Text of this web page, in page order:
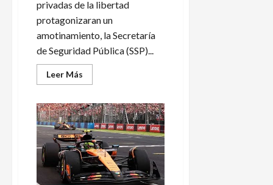
privadas de la libertad
protagonizaran un
amotinamiento, la Secretaría
de Seguridad Pública (SSP)...
Leer Más
más
Estalla
un
motín
en
Cereso
de
Tuxpan
en
Veracruz,